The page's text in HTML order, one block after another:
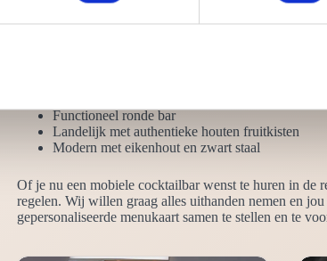
anders is. daardoor komen wij ook steeds in contact
Functioneel ronde bar
Landelijk met authentieke houten fruitkisten
Modern met eikenhout en zwart staal
Of je nu een mobiele cocktailbar wenst te huren in de
regelen. Wij willen graag alles uithanden nemen en
gepersonaliseerde menukaart samen te stellen en te